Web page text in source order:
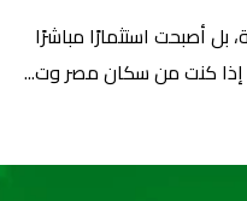
بل أصبحت استثمارًا مباشرًا
إذا كنت من سكان مصر وت...